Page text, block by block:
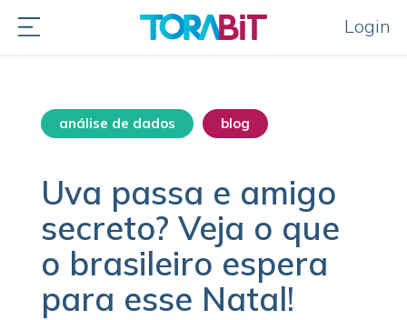
Login
análise de dados blog
Uva passa e amigo
secreto? Veja o que
o brasileiro espera
para esse Natal!